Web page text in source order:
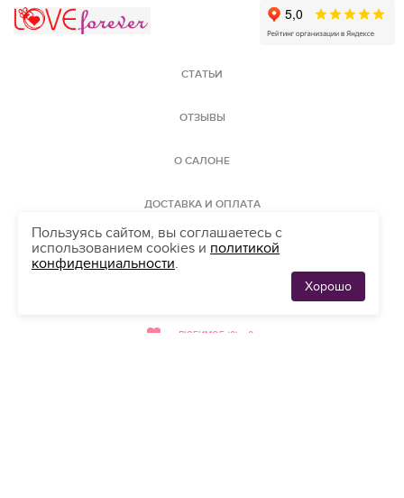
СТАТЬИ
ОТЗЫВЫ
О САЛОНЕ
ДОСТАВКА И ОПЛАТА
КАРТА САЙТА
ЛЮБИМОЕ (0) 0
Пользуясь сайтом, вы соглашаетесь с
использованием cookies и политикой
конфиденциальности.
Хорошо